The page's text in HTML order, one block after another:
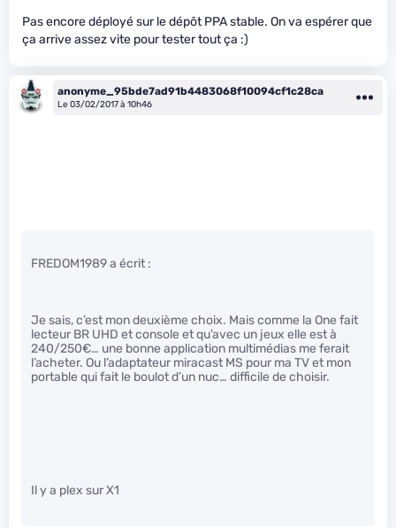
Pas encore déployé sur le dépôt PPA stable. On va espérer que
ça arrive assez vite pour tester tout ça :)
anonyme_95bde7ad91b4483068f10094cf1c28ca
Le 03/02/2017 à 10h46
FREDOM1989 a écrit :
Je sais, c’est mon deuxième choix. Mais comme la One fait
lecteur BR UHD et console et qu’avec un jeux elle est à
240/250€… une bonne application multimédias me ferait
l’acheter. Ou l’adaptateur miracast MS pour ma TV et mon
portable qui fait le boulot d’un nuc… difficile de choisir.
Il y a plex sur X1